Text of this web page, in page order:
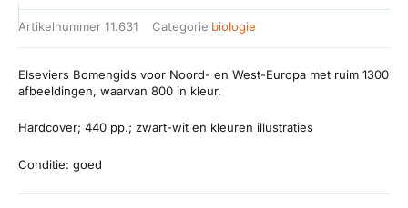
Artikelnummer 11.631 Categorie biologie
Elseviers Bomengids voor Noord- en West-Europa met ruim 1300
afbeeldingen, waarvan 800 in kleur.
Hardcover; 440 pp.; zwart-wit en kleuren illustraties
Conditie: goed